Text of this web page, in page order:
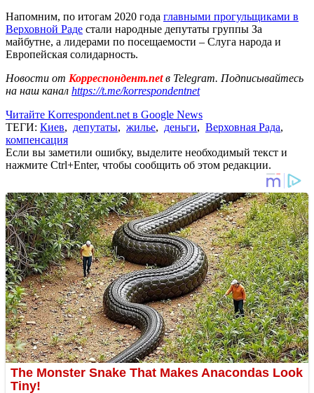
Напомним, по итогам 2020 года главными прогульщиками в
Верховной Раде стали народные депутаты группы За
майбутне, а лидерами по посещаемости – Слуга народа и
Европейская солидарность.
Новости от Корреспондент.netв Telegram. Подписывайтесь
на наш канал https://t.me/korrespondentnet
Читайте Korrespondent.net в Google News
ТЕГИ: Киев, депутаты, жилье, деньги, Верховная Рада,
компенсация
Если вы заметили ошибку, выделите необходимый текст и
нажмите Ctrl+Enter, чтобы сообщить об этом редакции.